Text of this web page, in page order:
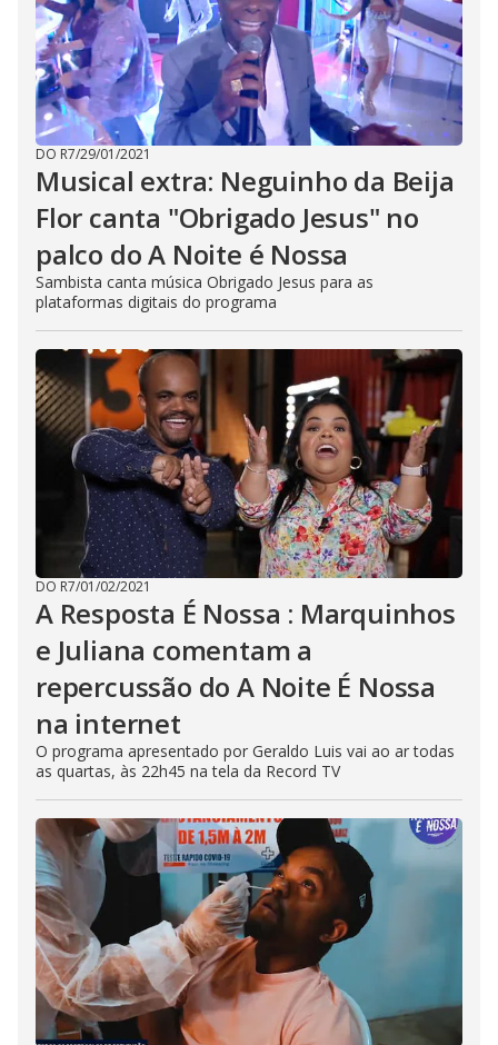
DO R7/29/01/2021
Musical extra: Neguinho da Beija
Flor canta "Obrigado Jesus" no
palco do A Noite é Nossa
Sambista canta música Obrigado Jesus para as
plataformas digitais do programa
DO R7/01/02/2021
A Resposta É Nossa : Marquinhos
e Juliana comentam a
repercussão do A Noite É Nossa
na internet
O programa apresentado por Geraldo Luis vai ao ar todas
as quartas, às 22h45 na tela da Record TV